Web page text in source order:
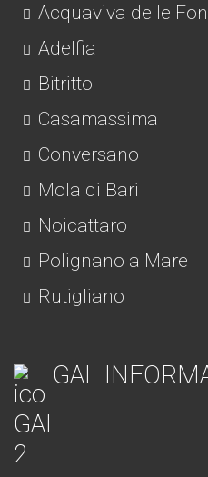
Acquaviva delle
Adelfia
Bitritto
Casamassima
Conversano
Mola di Bari
Noicattaro
Polignano a Mare
Rutigliano
GAL